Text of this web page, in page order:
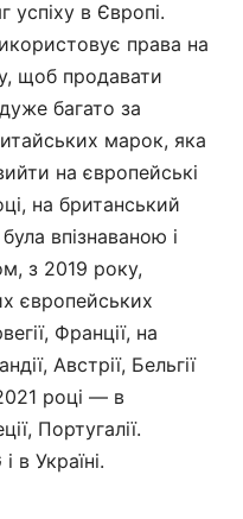
в Європі.
права на
щоб продавати
багато за
марок, яка
на європейські
на британський
впізнаваною і
з 2019 року,
європейських
Франції, на
Австрії, Бельгії
році — в
Португалії.
в Україні.